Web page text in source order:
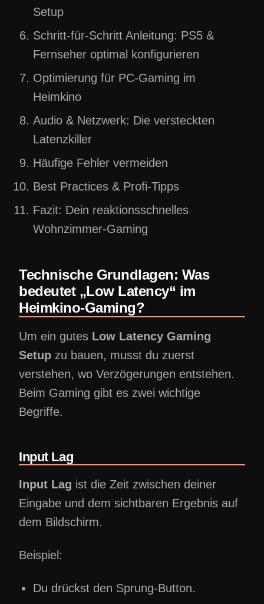
Setup
Schritt-für-Schritt Anleitung: PS5 &
Fernseher optimal konfigurieren
Optimierung für PC-Gaming im
Heimkino
Audio & Netzwerk: Die versteckten
Latenzkiller
Häufige Fehler vermeiden
Best Practices & Profi-Tipps
Fazit: Dein reaktionsschnelles
Wohnzimmer-Gaming
Technische Grundlagen: Was
bedeutet „Low Latency“ im
Heimkino-Gaming?
Um ein gutes Low Latency Gaming
Setup zu bauen, musst du zuerst
verstehen, wo Verzögerungen entstehen.
Beim Gaming gibt es zwei wichtige
Begriffe.
Input Lag
Input Lag ist die Zeit zwischen deiner
Eingabe und dem sichtbaren Ergebnis auf
dem Bildschirm.
Beispiel:
Du drückst den Sprung-Button.